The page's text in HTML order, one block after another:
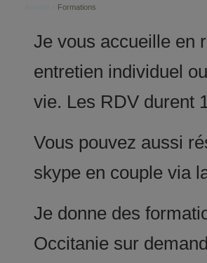
Formations
Je vous accueille en
entretien individuel
vie. Les RDV durent
Vous pouvez aussi
skype en couple via
Je donne des
Occitanie sur